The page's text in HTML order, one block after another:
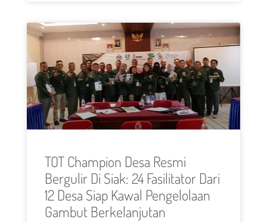
TOT Champion Desa Resmi
Bergulir Di Siak: 24 Fasilitator Dari
12 Desa Siap Kawal Pengelolaan
Gambut Berkelanjutan